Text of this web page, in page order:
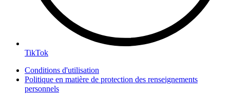
TikTok
Conditions d'utilisation
Politique en matière de protection des renseignements
personnels